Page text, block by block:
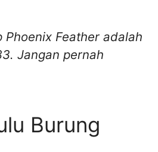
Feather adalah
Jangan pernah
Burung